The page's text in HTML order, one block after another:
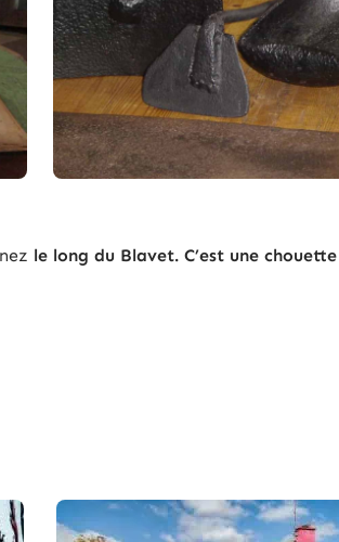
le long du Blavet. C’est une